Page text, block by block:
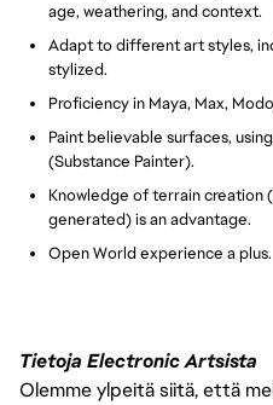
age, weathering, and context.
Adapt to different art styles,
stylized.
Proficiency in Maya, Max,
Paint believable surfaces,
(Substance Painter).
Knowledge of terrain creation
generated) is an advantage.
Open World experience a plus.
Tietoja Electronic Artsista
Olemme ylpeitä siitä, että